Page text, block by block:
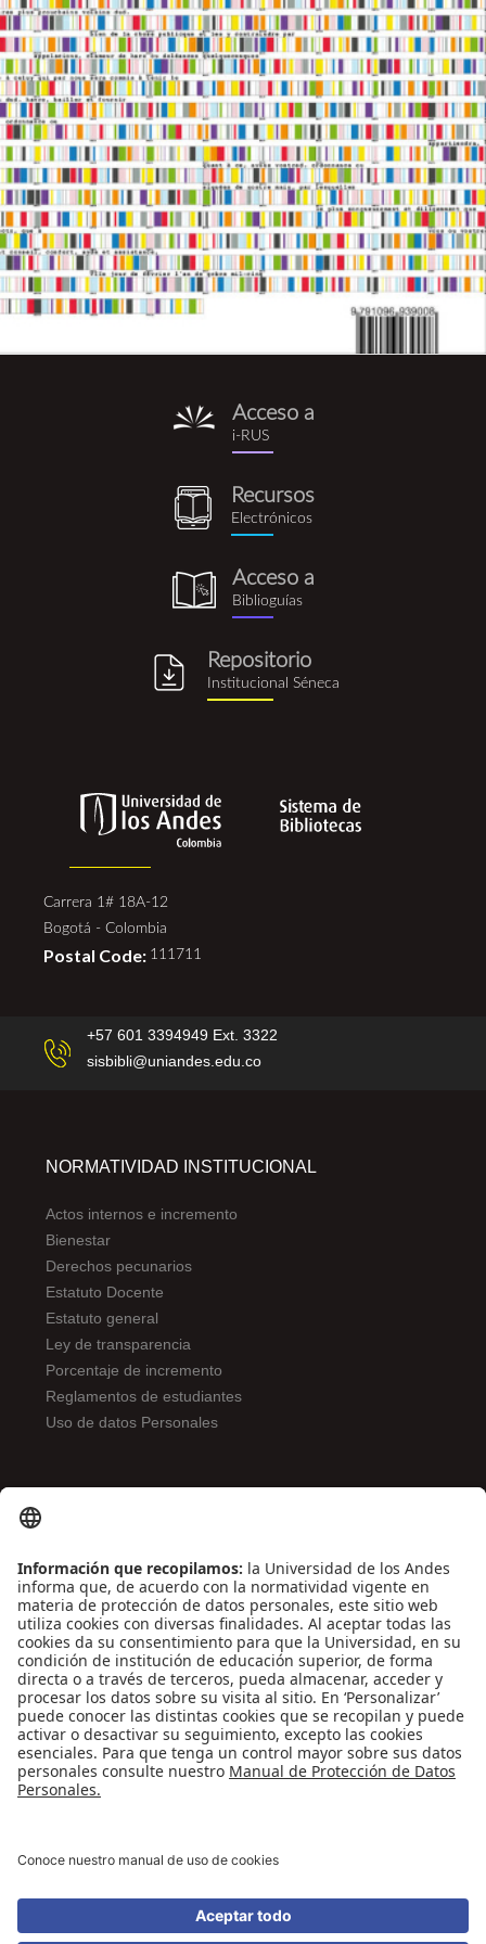
i-
rus.png
Acceso a
i-RUS
recursos_electronicos.png
Recursos
Electrónicos
biblioguia.png
Acceso a
Biblioguías
Repositorio
Institucional Séneca
Carrera 1# 18A-12
Bogotá - Colombia
Postal Code: 111711
+57 601 3394949 Ext. 3322
sisbibli@uniandes.edu.co
NORMATIVIDAD INSTITUCIONAL
Actos internos e incremento
Bienestar
Derechos pecunarios
Estatuto Docente
Estatuto general
Ley de transparencia
Porcentaje de incremento
Reglamentos de estudiantes
Uso de datos Personales
Contáctenos
Biblioguías
Preguntas frecuentes
Capacitación
Directrices
Entretenimiento
Compra de libros y material audiovisual